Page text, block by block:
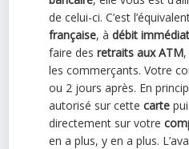
de celui-ci. C’est
française, àdébit immédiat
faire desretraits aux ATM
les commerçants. Votre
ou 2 jours après. En
autorisé sur cette carte
directement sur votre
en a plus, y en a plus.